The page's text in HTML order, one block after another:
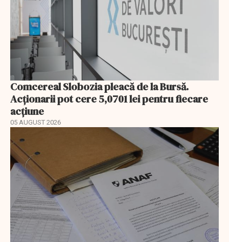
Comcereal Slobozia pleacă de la Bursă.
Acționarii pot cere 5,0701 lei pentru fiecare
acțiune
05 AUGUST 2026